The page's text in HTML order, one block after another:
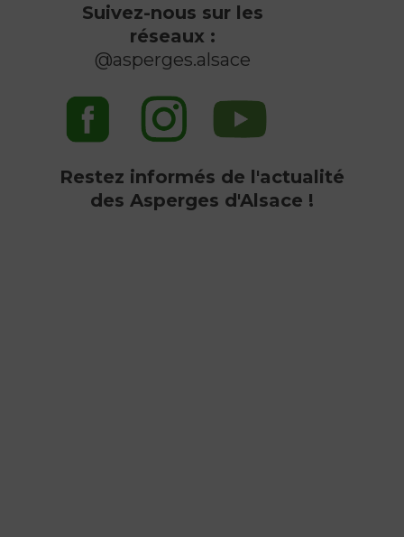
Suivez-nous sur les
réseaux :
@asperges.alsace
Restez informés de l'actualité
des Asperges d'Alsace !